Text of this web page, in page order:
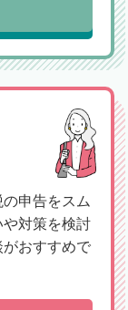
申告をスム
対策を検討
がおすすめで